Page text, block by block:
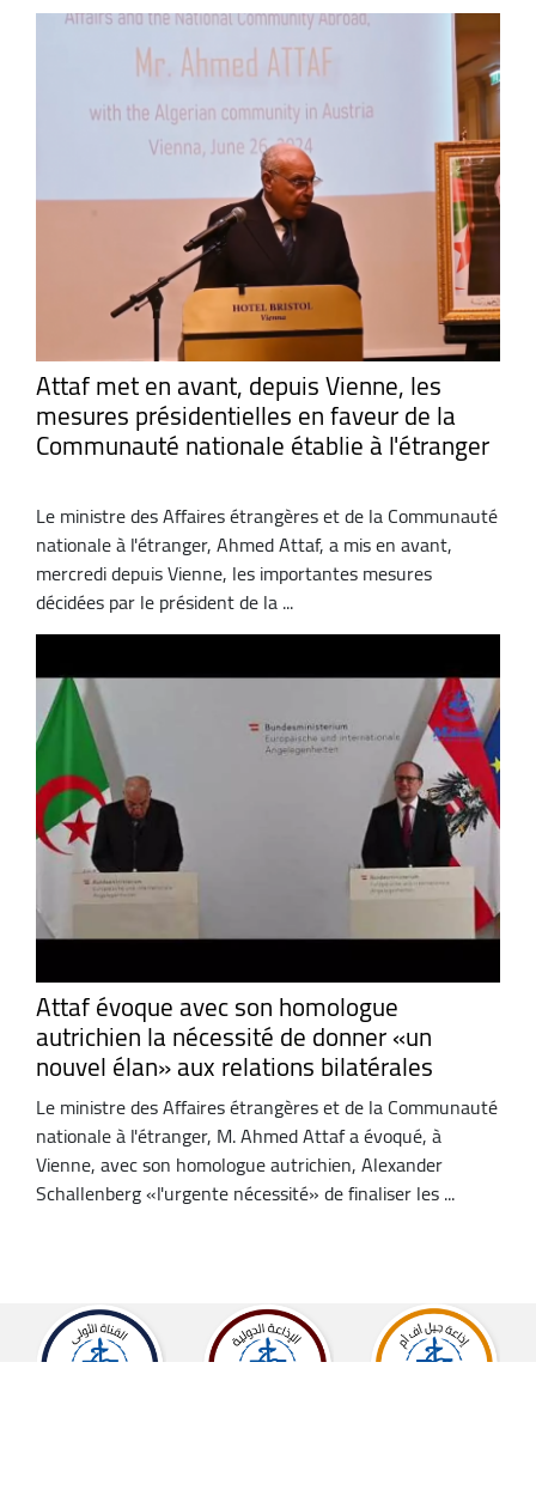
Attaf met en avant, depuis Vienne, les
mesures présidentielles en faveur de la
Communauté nationale établie à l'étranger
Le ministre des Affaires étrangères et de la Communauté
nationale à l'étranger, Ahmed Attaf, a mis en avant,
mercredi depuis Vienne, les importantes mesures
décidées par le président de la ...
Attaf évoque avec son homologue
autrichien la nécessité de donner «un
nouvel élan» aux relations bilatérales
Le ministre des Affaires étrangères et de la Communauté
nationale à l'étranger, M. Ahmed Attaf a évoqué, à
Vienne, avec son homologue autrichien, Alexander
Schallenberg «l'urgente nécessité» de finaliser les ...